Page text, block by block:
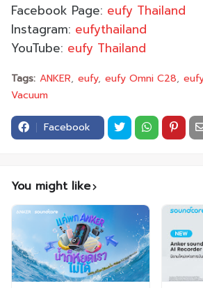
Facebook Page: eufy Thailand
Instagram: eufythailand
YouTube: eufy Thailand
Tags: ANKER eufy eufy Omni C28
Vacuum
Facebook
You might like